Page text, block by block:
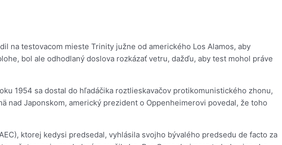
na testovacom mieste Trinity južne od amerického Los Alamos, aby
bol ale odhodlaný doslova rozkázať vetru, dažďu, aby test mohol práve
1954 sa dostal do hľadáčika roztlieskavačov protikomunistického zhonu,
nad Japonskom, americký prezident o Oppenheimerovi povedal, že toho
ktorej kedysi predsedal, vyhlásila svojho bývalého predsedu de facto za